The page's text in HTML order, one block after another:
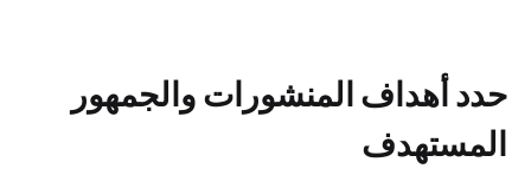
حدد أهداف المنشورات والجمهور
المستهدف